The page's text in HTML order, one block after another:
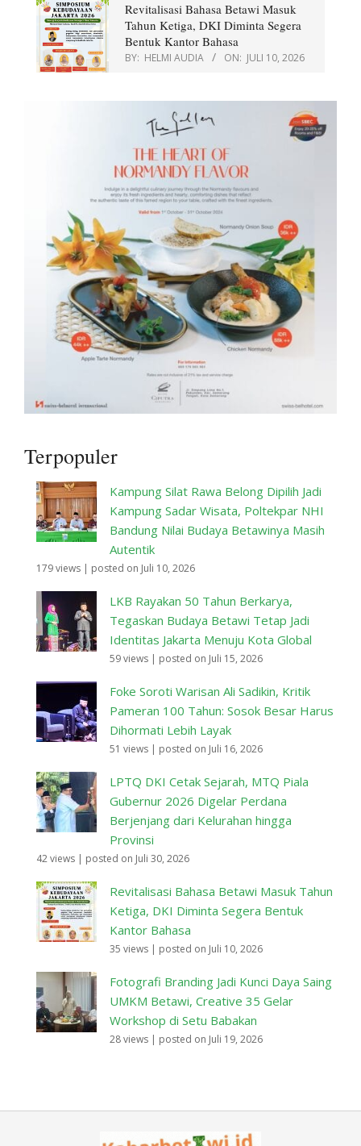
Revitalisasi Bahasa Betawi Masuk
Tahun Ketiga, DKI Diminta Segera
Bentuk Kantor Bahasa
BY: HELMI AUDIA ON: JULI 10, 2026
Terpopuler
Kampung Silat Rawa Belong Dipilih Jadi
Kampung Sadar Wisata, Poltekpar NHI
Bandung Nilai Budaya Betawinya Masih
Autentik
179 views | posted on Juli 10, 2026
LKB Rayakan 50 Tahun Berkarya,
Tegaskan Budaya Betawi Tetap Jadi
Identitas Jakarta Menuju Kota Global
59 views | posted on Juli 15, 2026
Foke Soroti Warisan Ali Sadikin, Kritik
Pameran 100 Tahun: Sosok Besar Harus
Dihormati Lebih Layak
51 views | posted on Juli 16, 2026
LPTQ DKI Cetak Sejarah, MTQ Piala
Gubernur 2026 Digelar Perdana
Berjenjang dari Kelurahan hingga
Provinsi
42 views | posted on Juli 30, 2026
Revitalisasi Bahasa Betawi Masuk Tahun
Ketiga, DKI Diminta Segera Bentuk
Kantor Bahasa
35 views | posted on Juli 10, 2026
Fotografi Branding Jadi Kunci Daya Saing
UMKM Betawi, Creative 35 Gelar
Workshop di Setu Babakan
28 views | posted on Juli 19, 2026